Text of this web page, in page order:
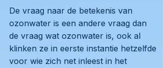
De vraag naar de betekenis van
ozonwater is een andere vraag dan
de vraag wat ozonwater is, ook al
klinken ze in eerste instantie hetzelfde
voor wie zich net inleest in het